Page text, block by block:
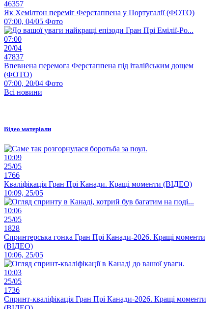
46357
Як Хемілтон переміг Ферстаппена у Португалії (ФОТО)
07:00, 04/05 Фото
07:00
20/04
47837
Впевнена перемога Ферстаппена під італійським дощем
(ФОТО)
07:00, 20/04 Фото
Всі новини
Відео матеріали
10:09
25/05
1766
Кваліфікація Гран Прі Канади. Кращі моменти (ВІДЕО)
10:09, 25/05
10:06
25/05
1828
Спринтерська гонка Гран Прі Канади-2026. Кращі моменти
(ВІДЕО)
10:06, 25/05
10:03
25/05
1736
Спринт-кваліфікація Гран Прі Канади-2026. Кращі моменти